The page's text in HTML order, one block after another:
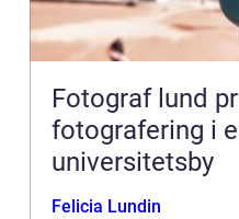
Fotograf lund profesjonell
fotografering i
universitetsby
Felicia Lundin